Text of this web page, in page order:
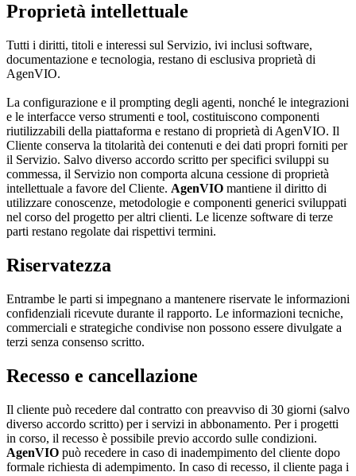
Proprietà intellettuale
Tutti i diritti, titoli e interessi sul Servizio, ivi inclusi software,
documentazione e tecnologia, restano di esclusiva proprietà di
AgenVIO.
La configurazione e il prompting degli agenti, nonché le integrazioni
e le interfacce verso strumenti e tool, costituiscono componenti
riutilizzabili della piattaforma e restano di proprietà di AgenVIO. Il
Cliente conserva la titolarità dei contenuti e dei dati propri forniti per
il Servizio. Salvo diverso accordo scritto per specifici sviluppi su
commessa, il Servizio non comporta alcuna cessione di proprietà
intellettuale a favore del Cliente. AgenVIO mantiene il diritto di
utilizzare conoscenze, metodologie e componenti generici sviluppati
nel corso del progetto per altri clienti. Le licenze software di terze
parti restano regolate dai rispettivi termini.
Riservatezza
Entrambe le parti si impegnano a mantenere riservate le informazioni
confidenziali ricevute durante il rapporto. Le informazioni tecniche,
commerciali e strategiche condivise non possono essere divulgate a
terzi senza consenso scritto.
Recesso e cancellazione
Il cliente può recedere dal contratto con preavviso di 30 giorni (salvo
diverso accordo scritto) per i servizi in abbonamento. Per i progetti
in corso, il recesso è possibile previo accordo sulle condizioni.
AgenVIO può recedere in caso di inadempimento del cliente dopo
formale richiesta di adempimento. In caso di recesso, il cliente paga i